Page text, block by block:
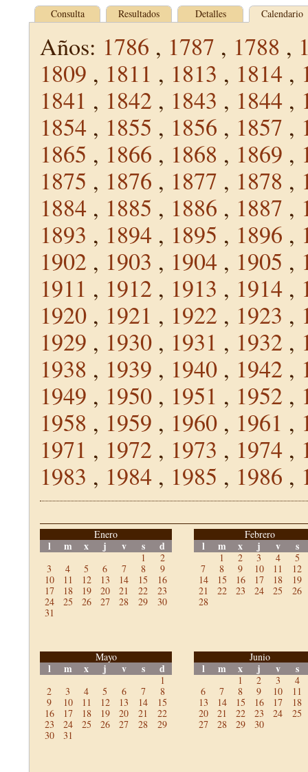
Consulta Resultados Detalles Calendario
Años: 1786 , 1787 , 1788 ,
1809 , 1811 , 1813 , 1814 ,
1841 , 1842 , 1843 , 1844 ,
1854 , 1855 , 1856 , 1857 ,
1865 , 1866 , 1868 , 1869 ,
1875 , 1876 , 1877 , 1878 ,
1884 , 1885 , 1886 , 1887 ,
1893 , 1894 , 1895 , 1896 ,
1902 , 1903 , 1904 , 1905 ,
1911 , 1912 , 1913 , 1914 ,
1920 , 1921 , 1922 , 1923 ,
1929 , 1930 , 1931 , 1932 ,
1938 , 1939 , 1940 , 1942 ,
1949 , 1950 , 1951 , 1952 ,
1958 , 1959 , 1960 , 1961 ,
1971 , 1972 , 1973 , 1974 ,
1983 , 1984 , 1985 , 1986 ,
Enero
l m x j v s d
1
2
3
4 5 6 7 8
9
10
11 12 13 14 15
16
17
18 19 20 21 22
23
24
25 26 27 28 29
30
31
Febrero
l m x j v s
1 2 3 4
5
7
8 9 10 11
12
14
15 16 17 18
19
21
22 23 24 25
26
28
Mayo
l m x j v s d
1
2
3 4 5 6 7
8
9
10 11 12 13 14
15
16
17 18 19 20 21
22
23
24 25 26 27 28
29
30
31
Junio
l m x j v s
1 2 3
4
6
7 8 9 10
11
13
14 15 16 17
18
20
21 22 23 24
25
27
28 29 30